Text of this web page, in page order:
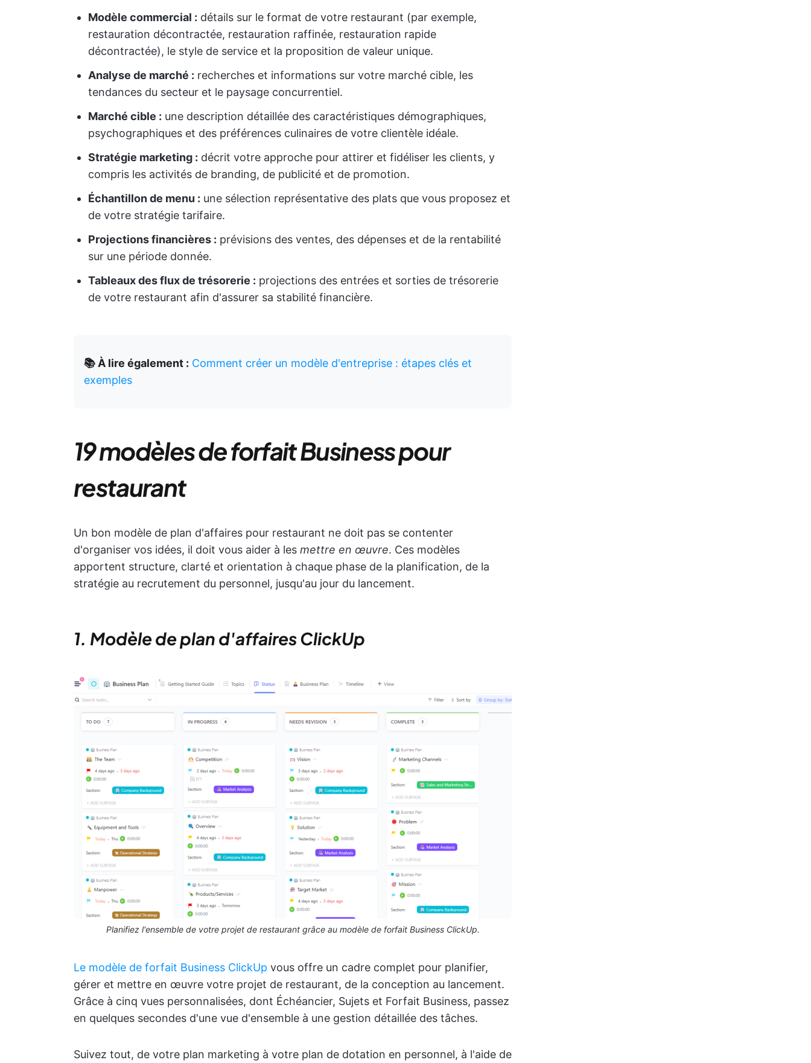
Modèle commercial : détails sur le format de votre restaurant (par exemple,
restauration décontractée, restauration raffinée, restauration rapide
décontractée), le style de service et la proposition de valeur unique.
Analyse de marché : recherches et informations sur votre marché cible, les
tendances du secteur et le paysage concurrentiel.
Marché cible : une description détaillée des caractéristiques démographiques,
psychographiques et des préférences culinaires de votre clientèle idéale.
Stratégie marketing : décrit votre approche pour attirer et fidéliser les clients, y
compris les activités de branding, de publicité et de promotion.
Échantillon de menu : une sélection représentative des plats que vous proposez et
de votre stratégie tarifaire.
Projections financières : prévisions des ventes, des dépenses et de la rentabilité
sur une période donnée.
Tableaux des flux de trésorerie : projections des entrées et sorties de trésorerie
de votre restaurant afin d'assurer sa stabilité financière.
📚 À lire également : Comment créer un modèle d'entreprise : étapes clés et
exemples
19 modèles de forfait Business pour
restaurant
Un bon modèle de plan d'affaires pour restaurant ne doit pas se contenter
d'organiser vos idées, il doit vous aider à les mettre en œuvre. Ces modèles
apportent structure, clarté et orientation à chaque phase de la planification, de la
stratégie au recrutement du personnel, jusqu'au jour du lancement.
1. Modèle de plan d'affaires ClickUp
Planifiez l'ensemble de votre projet de restaurant grâce au modèle de forfait Business ClickUp.
Le modèle de forfait Business ClickUp vous offre un cadre complet pour planifier,
gérer et mettre en œuvre votre projet de restaurant, de la conception au lancement.
Grâce à cinq vues personnalisées, dont Échéancier, Sujets et Forfait Business, passez
en quelques secondes d'une vue d'ensemble à une gestion détaillée des tâches.
Suivez tout, de votre plan marketing à votre plan de dotation en personnel, à l'aide de